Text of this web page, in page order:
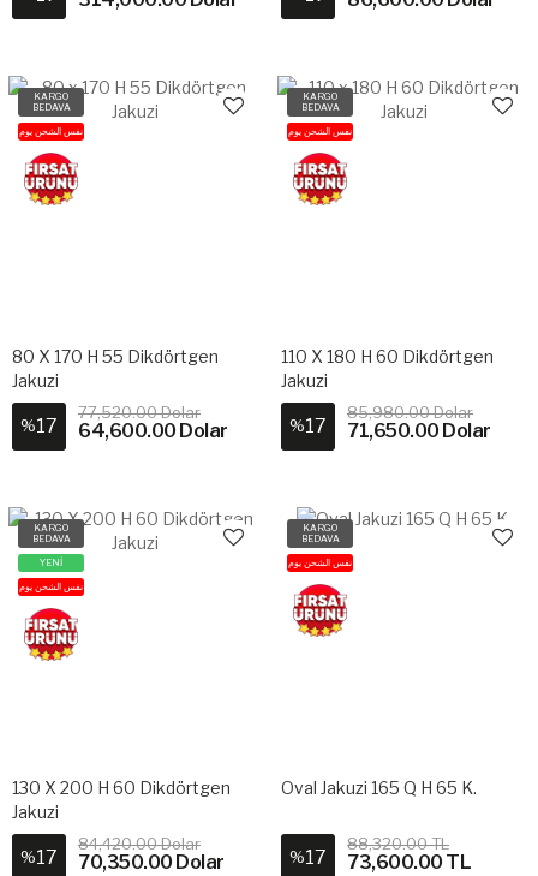
KARGO
BEDAVA
نفس الشحن يوم
80 X 170 H 55 Dikdörtgen
Jakuzi
%17
77,520.00 Dolar
64,600.00 Dolar
KARGO
BEDAVA
نفس الشحن يوم
110 X 180 H 60 Dikdörtgen
Jakuzi
%17
85,980.00 Dolar
71,650.00 Dolar
KARGO
BEDAVA
YENİ
نفس الشحن يوم
130 X 200 H 60 Dikdörtgen
Jakuzi
%17
84,420.00 Dolar
70,350.00 Dolar
KARGO
BEDAVA
نفس الشحن يوم
Oval Jakuzi 165 Q H 65 K.
%17
88,320.00 TL
73,600.00 TL